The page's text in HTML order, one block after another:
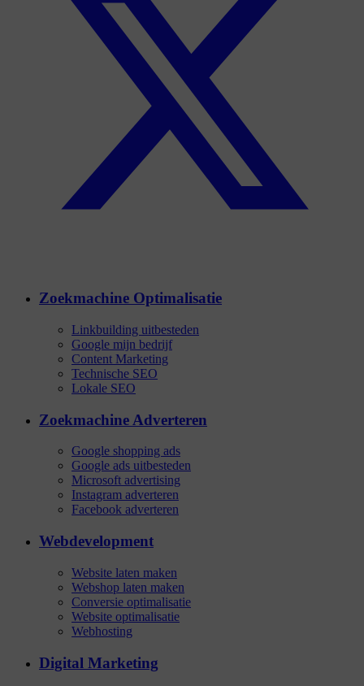
Zoekmachine Optimalisatie
Linkbuilding uitbesteden
Google mijn bedrijf
Content Marketing
Technische SEO
Lokale SEO
Zoekmachine Adverteren
Google shopping ads
Google ads uitbesteden
Microsoft advertising
Instagram adverteren
Facebook adverteren
Webdevelopment
Website laten maken
Webshop laten maken
Conversie optimalisatie
Website optimalisatie
Webhosting
Digital Marketing